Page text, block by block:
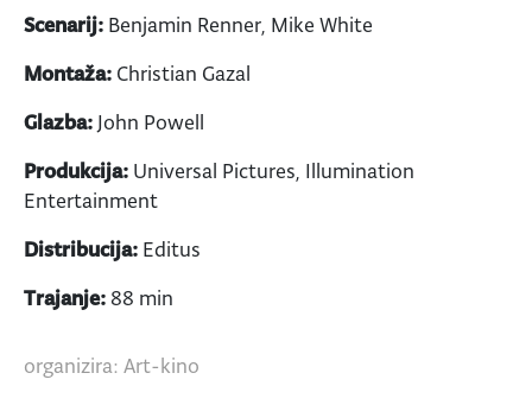
Scenarij: Benjamin Renner, Mike White
Montaža: Christian Gazal
Glazba: John Powell
Produkcija: Universal Pictures, Illumination
Entertainment
Distribucija: Editus
Trajanje: 88 min
organizira: Art-kino